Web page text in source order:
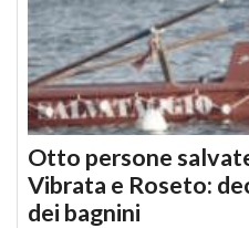
Otto persone
Vibrata e Roseto:
dei bagnini